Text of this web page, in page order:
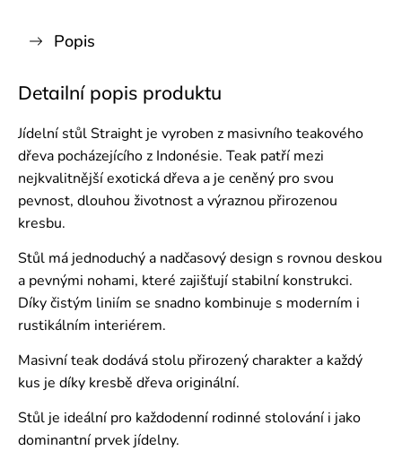
Popis
Detailní popis produktu
Jídelní stůl Straight je vyroben z masivního teakového
dřeva pocházejícího z Indonésie. Teak patří mezi
nejkvalitnější exotická dřeva a je ceněný pro svou
pevnost, dlouhou životnost a výraznou přirozenou
kresbu.
Stůl má jednoduchý a nadčasový design s rovnou deskou
a pevnými nohami, které zajišťují stabilní konstrukci.
Díky čistým liniím se snadno kombinuje s moderním i
rustikálním interiérem.
Masivní teak dodává stolu přirozený charakter a každý
kus je díky kresbě dřeva originální.
Stůl je ideální pro každodenní rodinné stolování i jako
dominantní prvek jídelny.